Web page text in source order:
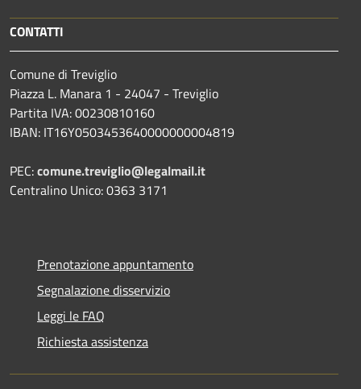
CONTATTI
Comune di Treviglio
Piazza L. Manara 1 - 24047 - Treviglio
Partita IVA: 00230810160
IBAN: IT16Y0503453640000000004819
PEC:comune.treviglio@legalmail.it
Centralino Unico: 0363 3171
Prenotazione appuntamento
Segnalazione disservizio
Leggi le FAQ
Richiesta assistenza